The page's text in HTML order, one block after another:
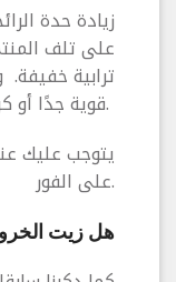
زيادة حدة
على تلف
ترابية خفيفة.
قوية جدًا أو كريهة ، فغالبا الزيت قد انتهى.
يتوجب عليك
على الفور.
هل زيت